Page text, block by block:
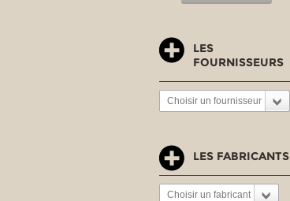
LES
FOURNISSEURS
Choisir un fournisseur
LES FABRICANTS
Choisir un fabricant